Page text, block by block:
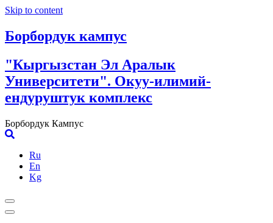
Skip to content
Борбордук кампус
"Кыргызстан Эл Аралык
Университети". Окуу-илимий-
ендуруштук комплекс
Борбордук Кампус
Ru
En
Kg